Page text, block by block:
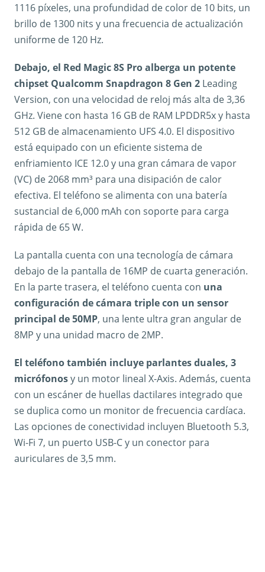
1116 píxeles, una profundidad de color de 10 bits, un
brillo de 1300 nits y una frecuencia de actualización
uniforme de 120 Hz.
Debajo, el Red Magic 8S Pro alberga un potente
chipset Qualcomm Snapdragon 8 Gen 2 Leading
Version, con una velocidad de reloj más alta de 3,36
GHz. Viene con hasta 16 GB de RAM LPDDR5x y hasta
512 GB de almacenamiento UFS 4.0. El dispositivo
está equipado con un eficiente sistema de
enfriamiento ICE 12.0 y una gran cámara de vapor
(VC) de 2068 mm³ para una disipación de calor
efectiva. El teléfono se alimenta con una batería
sustancial de 6,000 mAh con soporte para carga
rápida de 65 W.
La pantalla cuenta con una tecnología de cámara
debajo de la pantalla de 16MP de cuarta generación.
En la parte trasera, el teléfono cuenta con una
configuración de cámara triple con un sensor
principal de 50MP, una lente ultra gran angular de
8MP y una unidad macro de 2MP.
El teléfono también incluye parlantes duales, 3
micrófonosy un motor lineal X-Axis. Además, cuenta
con un escáner de huellas dactilares integrado que
se duplica como un monitor de frecuencia cardíaca.
Las opciones de conectividad incluyen Bluetooth 5.3,
Wi-Fi 7, un puerto USB-C y un conector para
auriculares de 3,5 mm.